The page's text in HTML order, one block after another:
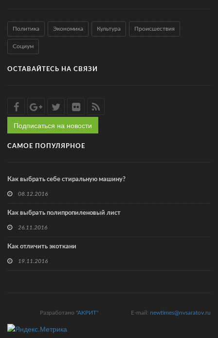
Политика Экономика Культура Происшествия
Социум
ОСТАВАЙТЕСЬ НА СВЯЗИ
Подписаться на новости
САМОЕ ПОПУЛЯРНОЕ
Как выбрать себе стиральную машину?
08.12.2016
Как выбрать полипропиленовый лист
26.11.2016
Как отличить экоткани
19.11.2016
E-mail: newtimes@nvsaratov.ru
Разработано "АКРИТ"